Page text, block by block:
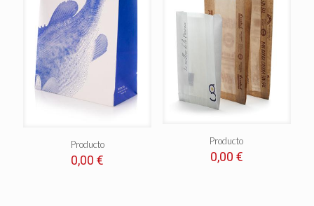
Producto
0,00€
Producto
0,00 €